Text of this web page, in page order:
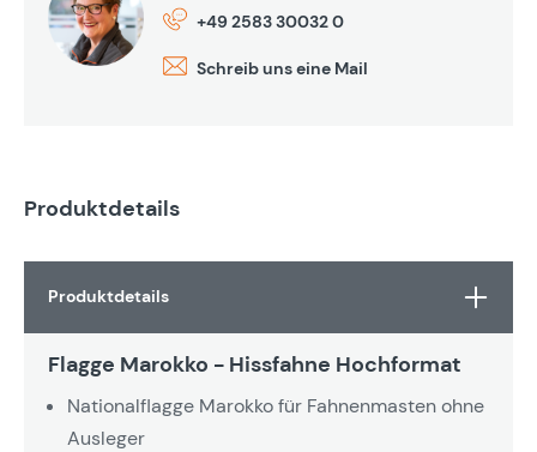
+49 2583 30032 0
Schreib uns eine Mail
Produktdetails
Produktdetails
Flagge Marokko - Hissfahne Hochformat
Nationalflagge Marokko für Fahnenmasten ohne
Ausleger